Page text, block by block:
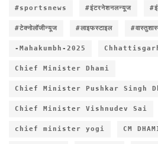
#sportsnews #इंटरनेशनलन्यूज
#टेक्नोलॉजीन्यूज #लाइफस्टाइल
-Mahakumbh-2025
Chief Minister Dhami
Chief Minister Pushkar Singh
Chief Minister Vishnudev Sai
chief minister yogi CM